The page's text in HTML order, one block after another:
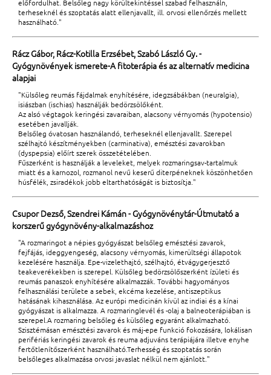
előfordulhat. Belsőleg nagy körültekintéssel szabad felhasználn,
terheseknél és szoptatás alatt ellenjavallt, ill. orvosi ellenőrzés mellett
használható."
Rácz Gábor, Rácz-Kotilla Erzsébet, Szabó László Gy. -
Gyógynövények ismerete-A fitoterápia és az alternatív medicina
alapjai
"Külsőleg reumás fájdalmak enyhítésére, idegzsábákban (neuralgia),
isiászban (ischias) használják bedörzsölőként.
Az alsó végtagok keringési zavaraiban, alacsony vérnyomás (hypotensio)
esetében javallják.
Belsőleg óvatosan használandó, terheseknél ellenjavallt. Szerepel
szélhajtó készítményekben (carminativa), emésztési zavarokban
(dyspepsia) előírt szerek összetételében.
Fűszerként is használják a leveleket, melyek rozmaringsav-tartalmuk
miatt és a karnozol, rozmanol nevű keserű diterpéneknek köszönhetően
húsfélék, zsiradékok jobb eltarthatóságát is biztosítja."
Csupor Dezső, Szendrei Kámán - Gyógynövénytár-Útmutató a
korszerű gyógynövény-alkalmazáshoz
"A rozmaringot a népies gyógyászat belsőleg emésztési zavarok,
fejfájás, ideggyengeség, alacsony vérnyomás, kimerültségi állapotok
kezelésére használja. Epe-vizelethajtó, szélhajtó, étvágygerjesztő
teakeverékekben is szerepel. Külsőleg bedörzsölőszerként ízületi és
reumás panaszok enyhítésére alkalmazzák. További hagyományos
felhasználási területe a sebek, ekcéma kezelése, antiszeptikus
hatásának kihasználása. Az európi medicinán kívül az indiai és a kínai
gyógyászat is alkalmazza. A rozmaringlevél és -olaj a balneoterápiában is
szerepel.A rozmaring belsőleg és külsőleg egyaránt alkalmazható.
Szisztémásan emésztési zavarok és máj-epe funkció fokozására, lokálisan
perifériás keringési zavarok és reuma adjuváns terápiájára illetve enyhe
fertőtlenítőszerként használható.Terhesség és szoptatás során
belsőleges alkalmazása orvosi javaslat nélkül nem ajánlott."